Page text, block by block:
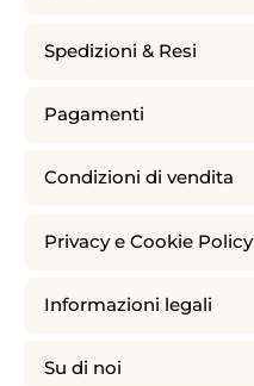
Spedizioni & Resi
Pagamenti
Condizioni di vendita
Privacy e Cookie Policy
Informazioni legali
Su di noi